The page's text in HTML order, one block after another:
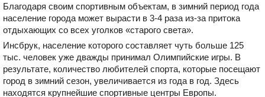
Благодаря своим спортивным объектам, в зимний период года
население города может вырасти в 3-4 раза из-за притока
отдыхающих со всех уголков «старого света».
Инсбрук, население которого составляет чуть больше 125
тыс. человек уже дважды принимал Олимпийские игры. В
результате, количество любителей спорта, которые посещают
город в зимний сезон, увеличивается из года в год. Здесь
находятся крупнейшие спортивные центры Европы.